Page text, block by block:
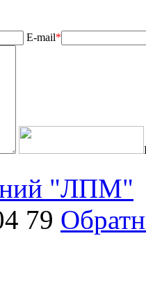
E-mail*
"ЛПМ"
79